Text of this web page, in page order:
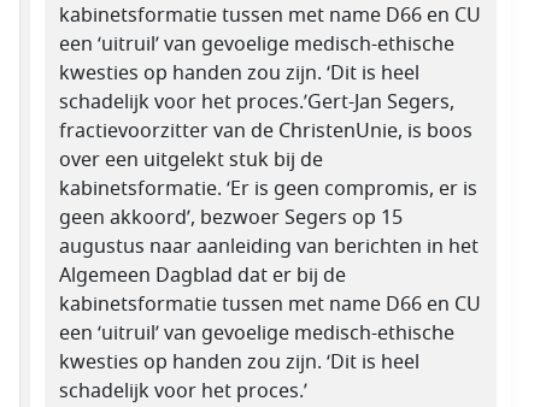
kabinetsformatie tussen met name D66 en CU
een ‘uitruil’ van gevoelige medisch-ethische
kwesties op handen zou zijn. ‘Dit is heel
schadelijk voor het proces.’Gert-Jan Segers,
fractievoorzitter van de ChristenUnie, is boos
over een uitgelekt stuk bij de
kabinetsformatie. ‘Er is geen compromis, er is
geen akkoord’, bezwoer Segers op 15
augustus naar aanleiding van berichten in het
Algemeen Dagblad dat er bij de
kabinetsformatie tussen met name D66 en CU
een ‘uitruil’ van gevoelige medisch-ethische
kwesties op handen zou zijn. ‘Dit is heel
schadelijk voor het proces.’